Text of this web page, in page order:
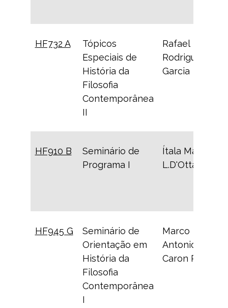
HF732 A
Tópicos
Especiais de
História da
Filosofia
Contemporânea
II
Rafael
Rodrigues
Garcia
HF910 B
Seminário de
Programa I
Ítala Maria
L.D'Ottaviano
HF945 G
Seminário de
Orientação em
História da
Filosofia
Contemporânea
I
Marco
Antonio
Caron Ruffino